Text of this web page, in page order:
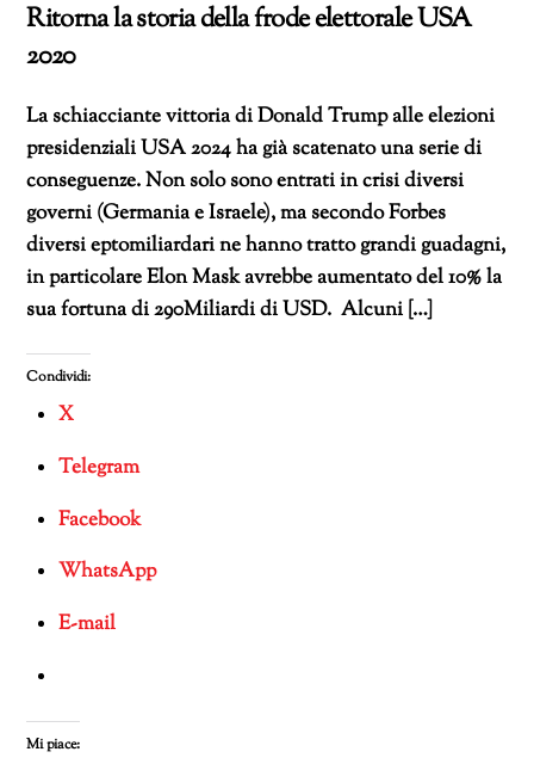
Ritorna la storia della frode elettorale USA
2020
La schiacciante vittoria di Donald Trump alle elezioni
presidenziali USA 2024 ha già scatenato una serie di
conseguenze. Non solo sono entrati in crisi diversi
governi (Germania e Israele), ma secondo Forbes
diversi eptomiliardari ne hanno tratto grandi guadagni,
in particolare Elon Mask avrebbe aumentato del 10% la
sua fortuna di 290Miliardi di USD. Alcuni […]
Condividi:
X
Telegram
Facebook
WhatsApp
E-mail
Mi piace: